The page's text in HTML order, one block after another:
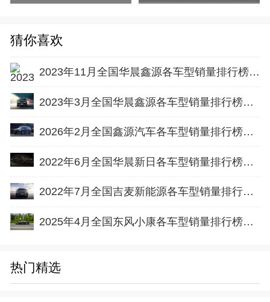
猜你喜欢
2023年11月全国华晨鑫源各车型销量排行榜完整版
2023年3月全国华晨鑫源各车型销量排行榜完整版
2026年2月全国鑫源汽车各车型销量排行榜完整版
2022年6月全国华晨新日各车型销量排行榜完整版
2022年7月全国吉麦新能源各车型销量排行榜完整版
2025年4月全国东风小康各车型销量排行榜完整版
热门精选